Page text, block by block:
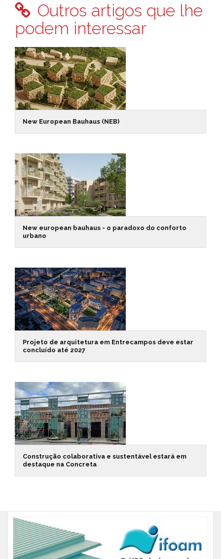
Outros artigos que lhe
podem interessar
New European Bauhaus (NEB)
New european bauhaus - o paradoxo do conforto
urbano
Projeto de arquitetura em Entrecampos deve estar
concluído até 2027
Construção colaborativa e sustentável estará em
destaque na Concreta